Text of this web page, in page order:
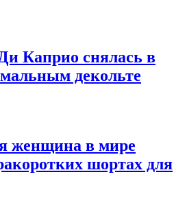
Каприо снялась в
декольте
женщина в мире
шортах для